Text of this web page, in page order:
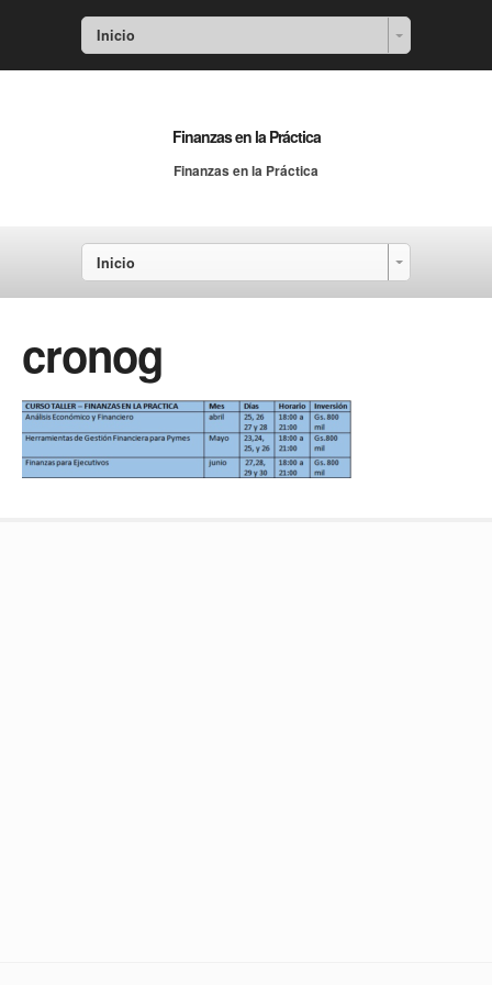
Inicio
Finanzas en la Práctica
Finanzas en la Práctica
Inicio
cronog